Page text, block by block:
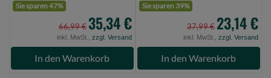
Sie sparen 47%
66,99 € 35,34 €
inkl. MwSt., zzgl. Versand
In den Warenkorb
Sie sparen 39%
37,99 € 23,14 €
inkl. MwSt., zzgl. Versand
In den Warenkorb